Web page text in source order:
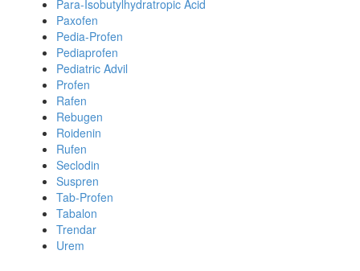
Para-Isobutylhydratropic Acid
Paxofen
Pedia-Profen
Pediaprofen
Pediatric Advil
Profen
Rafen
Rebugen
Roidenin
Rufen
Seclodin
Suspren
Tab-Profen
Tabalon
Trendar
Urem